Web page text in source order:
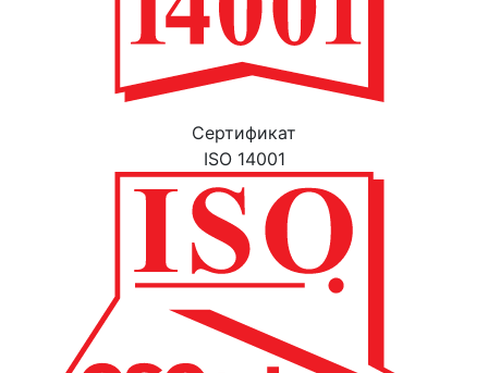
Cертификат
ISO 14001